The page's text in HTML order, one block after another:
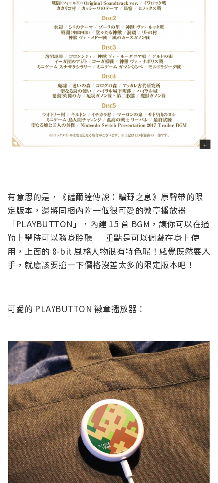
有意思的是，《薩爾達傳說：曠野之息》原聲帶的限
定版本，還將同梱內附一個很可愛的徽章播放器
「PLAYBUTTON」，內建 15 首 BGM，讓你可以在通
勤上學時可以隨身聆聽 — 重點是可以佩戴在身上使
用，上面的 8-bit 風格人物很有特色呢！感覺既然要入
手，就應該要搶一下價格沒差太多的限定版本吧！
可愛的 PLAYBUTTON 徽章播放器：